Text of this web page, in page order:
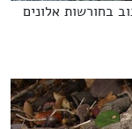
בחורשות אלונים